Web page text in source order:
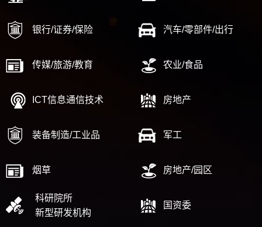
银行/证券/保险 汽车/零部件/出行
传媒/旅游/教育 农业/食品
ICT信息通信技术 房地产
装备制造/工业品 军工
烟草 房地产/园区
科研院所
新型研发机构
国资委